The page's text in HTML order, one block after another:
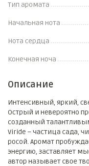
Тип аромата
Начальная нота
Нота сердца
Конечная ноча
Описание
Интенсивный, яркий,
Острый и невероятно
созданный
Viride – частица сада,
росой. Аромат
энергию, заставляет
автор называет свое